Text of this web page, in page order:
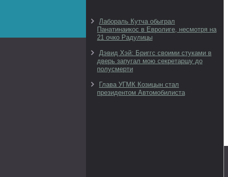
Лабораль Кутча обыграл
Панатинаикос в Евролиге, несмотря на
21 очко Радулицы
Дэвид Хэй: Бриггс своими стуками в
дверь запугал мою секретаршу до
полусмерти
Глава УГМК Козицын стал
президентом Автомобилиста